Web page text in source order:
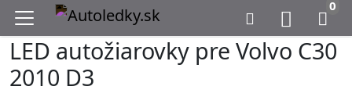
0
LED autožiarovky pre Volvo C30
2010 D3